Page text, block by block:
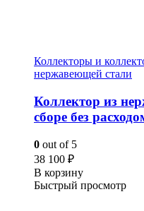
Коллекторы и
нержавеющей стали
Коллектор из
сборе без
0 out of 5
38 100 ₽
В корзину
Быстрый просмотр